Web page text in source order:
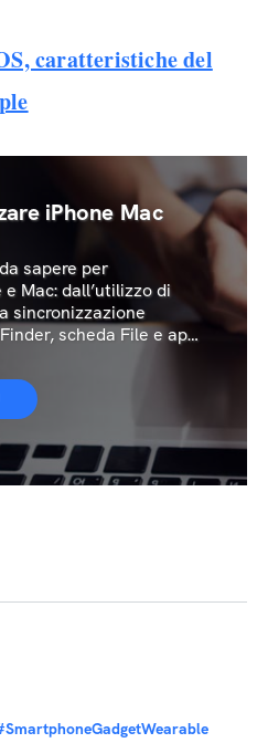
caratteristiche del
iPhone Mac
sapere per
Mac: dall’utilizzo di
sincronizzazione
scheda File e app